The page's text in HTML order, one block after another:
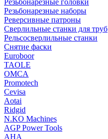
Резьбонарезные головки
Резьбонарезные наборы
Реверсивные патроны
Сверлильные станки для труб
Рельсосверлильные станки
Снятие фаски
Euroboor
TAOLE
OMCA
Promotech
Cevisa
Aotai
Ridgid
N.KO Machines
AGP Power Tools
AHA